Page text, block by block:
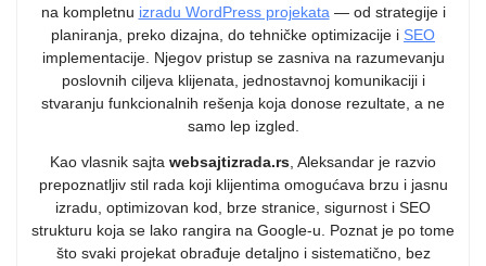
na kompletnu izradu WordPress projekata— od strategije i
planiranja, preko dizajna, do tehničke optimizacije i SEO
implementacije. Njegov pristup se zasniva na razumevanju
poslovnih ciljeva klijenata, jednostavnoj komunikaciji i
stvaranju funkcionalnih rešenja koja donose rezultate, a ne
samo lep izgled.
Kao vlasnik sajta websajtizrada.rs, Aleksandar je razvio
prepoznatljiv stil rada koji klijentima omogućava brzu i jasnu
izradu, optimizovan kod, brze stranice, sigurnost i SEO
strukturu koja se lako rangira na Google-u. Poznat je po tome
što svaki projekat obrađuje detaljno i sistematično, bez